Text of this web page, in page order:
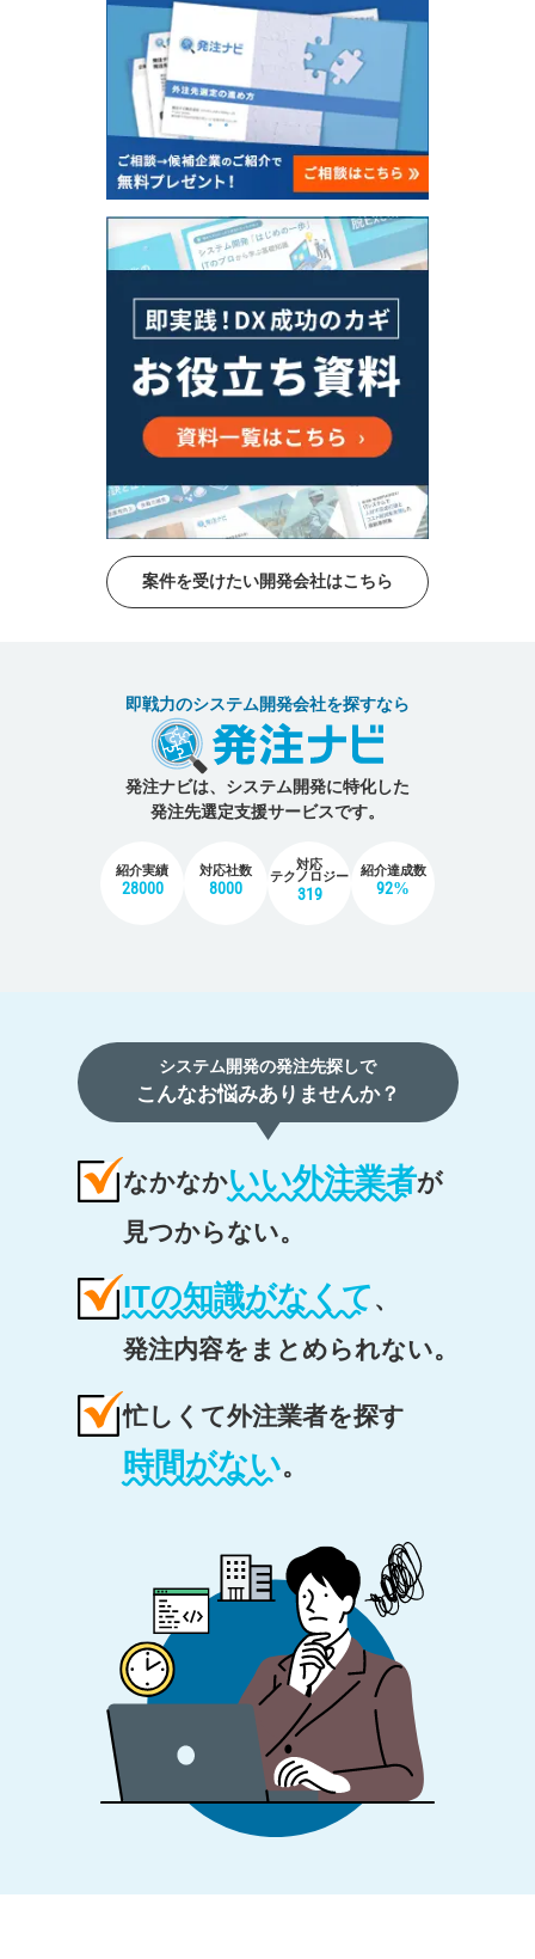
案件を受けたい開発会社はこちら
即戦力のシステム開発会社を探すなら
発注ナビは、システム開発に特化した
発注先選定支援サービスです。
紹介実績
28000
対応社数
8000
対応
テクノロジー
319
紹介達成数
92%
システム開発の発注先探しで
こんなお悩みありませんか？
なかなかいい外注業者が
見つからない。
ITの知識がなくて 、
発注内容をまとめられない。
忙しくて外注業者を探す
時間がない。